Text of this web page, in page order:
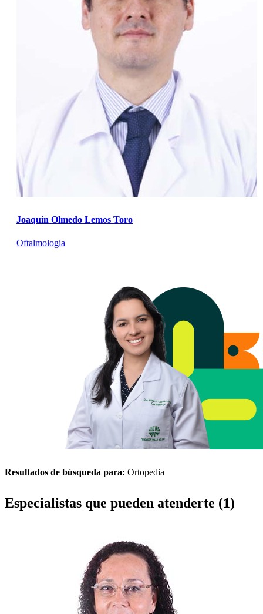
Joaquin Olmedo Lemos Toro
Oftalmologia
Resultados de búsqueda para: Ortopedia
Especialistas que pueden atenderte (1)